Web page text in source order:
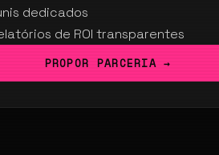
dedicados
de ROI transparentes
PROPOR PARCERIA →